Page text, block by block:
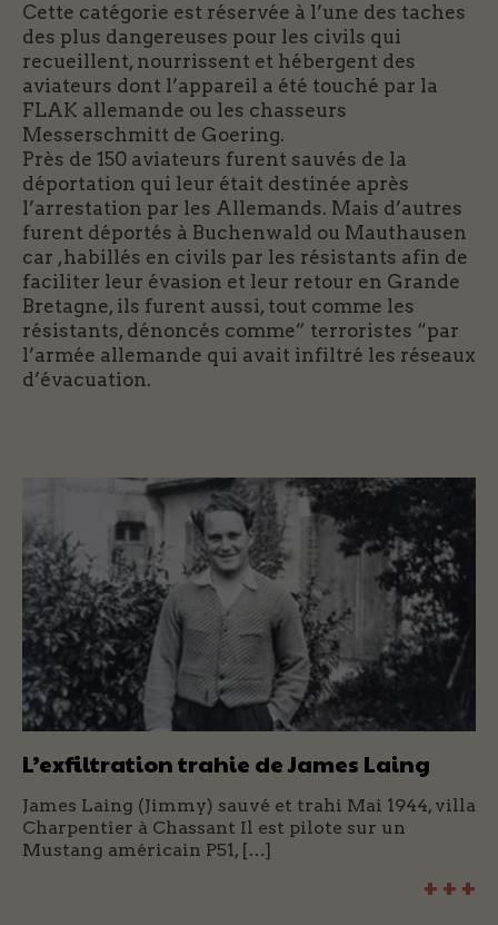
Cette catégorie est réservée à l’une des taches
des plus dangereuses pour les civils qui
recueillent, nourrissent et hébergent des
aviateurs dont l’appareil a été touché par la
FLAK allemande ou les chasseurs
Messerschmitt de Goering.
Près de 150 aviateurs furent sauvés de la
déportation qui leur était destinée après
l’arrestation par les Allemands. Mais d’autres
furent déportés à Buchenwald ou Mauthausen
car ,habillés en civils par les résistants afin de
faciliter leur évasion et leur retour en Grande
Bretagne, ils furent aussi, tout comme les
résistants, dénoncés comme” terroristes “par
l’armée allemande qui avait infiltré les réseaux
d’évacuation.
L’exfiltration trahie de James Laing
James Laing (Jimmy) sauvé et trahi Mai 1944, villa
Charpentier à Chassant Il est pilote sur un
Mustang américain P51, […]
+ + +